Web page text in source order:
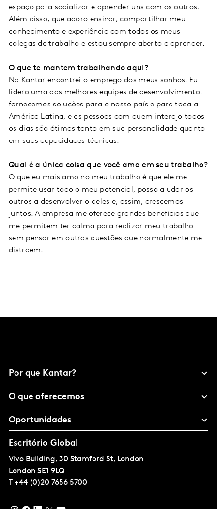
espaço para socializar e aprender uns com os outros.
Além disso, que adoro ensinar, compartilhar meu
conhecimento e experiência com todos os meus
colegas de trabalho e estou sempre aberto a aprender.
O que te mantem trabalhando aqui?
Na Kantar encontrei o emprego dos meus sonhos. Eu
lidero uma das melhores equipes de desenvolvimento,
fornecemos soluções para o nosso país e para toda a
América Latina, e as pessoas com quem interajo todos
os dias são ótimas tanto em sua personalidade quanto
em suas capacidades técnicas.
Qual é a única coisa que você ama em seu trabalho?
O que eu mais amo no meu trabalho é que ele me
permite usar todo o meu potencial, posso ajudar os
outros a desenvolver o deles e, assim, crescemos
juntos. A empresa me oferece grandes benefícios que
me permitem ter calma para realizar meu trabalho
sem pensar em outras questões que normalmente me
distraem.
Por que Kantar?
O que oferecemos
Oportunidades
Escritório Global
Vivo Building, 30 Stamford St, London
London SE1 9LQ
T +44 (0)20 7656 5700